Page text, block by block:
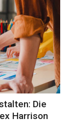
Die
Harrison